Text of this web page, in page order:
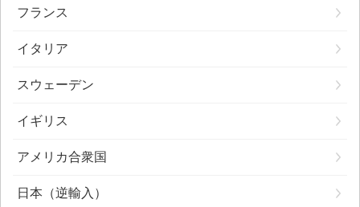
フランス
イタリア
スウェーデン
イギリス
アメリカ合衆国
日本（逆輸入）